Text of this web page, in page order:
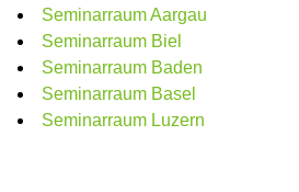
Seminarraum Aargau
Seminarraum Biel
Seminarraum Baden
Seminarraum Basel
Seminarraum Luzern